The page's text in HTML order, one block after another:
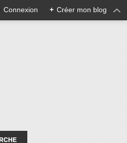
Connexion + Créer mon blog